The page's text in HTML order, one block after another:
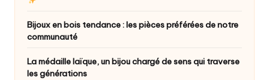
Bijoux en bois tendance : les pièces préférées de notre
communauté
La médaille laïque, un bijou chargé de sens qui traverse
les générations